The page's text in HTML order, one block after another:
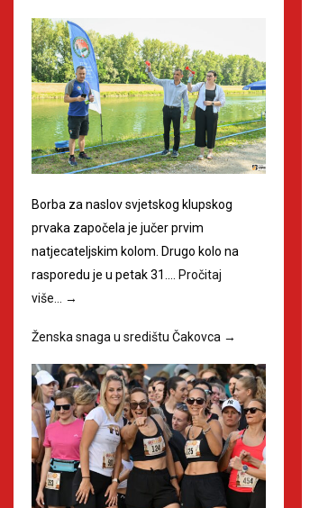
Borba za naslov svjetskog klupskog
prvaka započela je jučer prvim
natjecateljskim kolom. Drugo kolo na
rasporedu je u petak 31.… Pročitaj
više… →
Ženska snaga u središtu Čakovca →